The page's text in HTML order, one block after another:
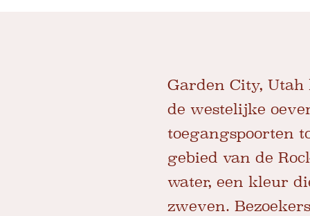
Garden City, Utah
de westelijke
toegangspoorten
gebied van de
water, een kleur
zweven.